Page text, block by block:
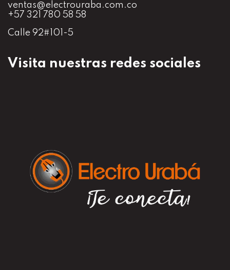
ventas@electrouraba.com.co
+57 321 780 58 58
Calle 92#101-5
Visita nuestras redes sociales